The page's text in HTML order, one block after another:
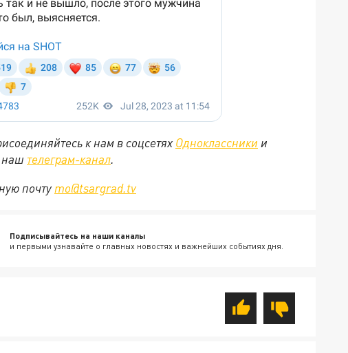
к нам в соцсетях Одноклассники и
наш телеграм-канал.
почту mo@tsargrad.tv
Подписывайтесь на наши каналы
и первыми узнавайте о главных новостях и важнейших событиях дня.